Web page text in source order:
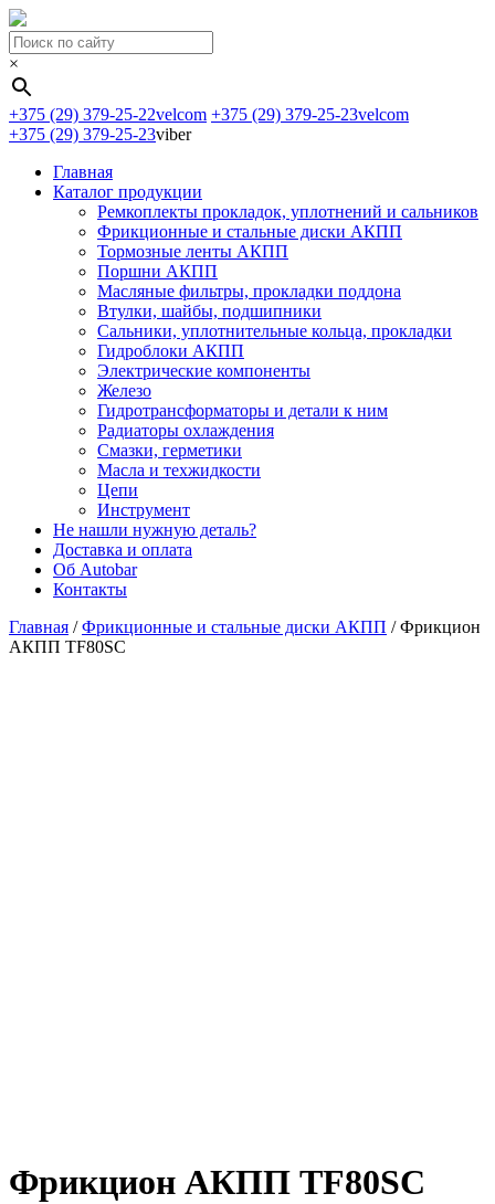
×
+375 (29) 379-25-22velcom +375 (29) 379-25-23velcom
+375 (29) 379-25-23viber
Главная
Каталог продукции
Ремкоплекты прокладок, уплотнений и сальников
Фрикционные и стальные диски АКПП
Тормозные ленты АКПП
Поршни АКПП
Масляные фильтры, прокладки поддона
Втулки, шайбы, подшипники
Сальники, уплотнительные кольца, прокладки
Гидроблоки АКПП
Электрические компоненты
Железо
Гидротрансформаторы и детали к ним
Радиаторы охлаждения
Смазки, герметики
Масла и техжидкости
Цепи
Инструмент
Не нашли нужную деталь?
Доставка и оплата
Об Autobar
Контакты
Главная /Фрикционные и стальные диски АКПП /Фрикцион
АКПП TF80SC
Фрикцион АКПП TF80SC